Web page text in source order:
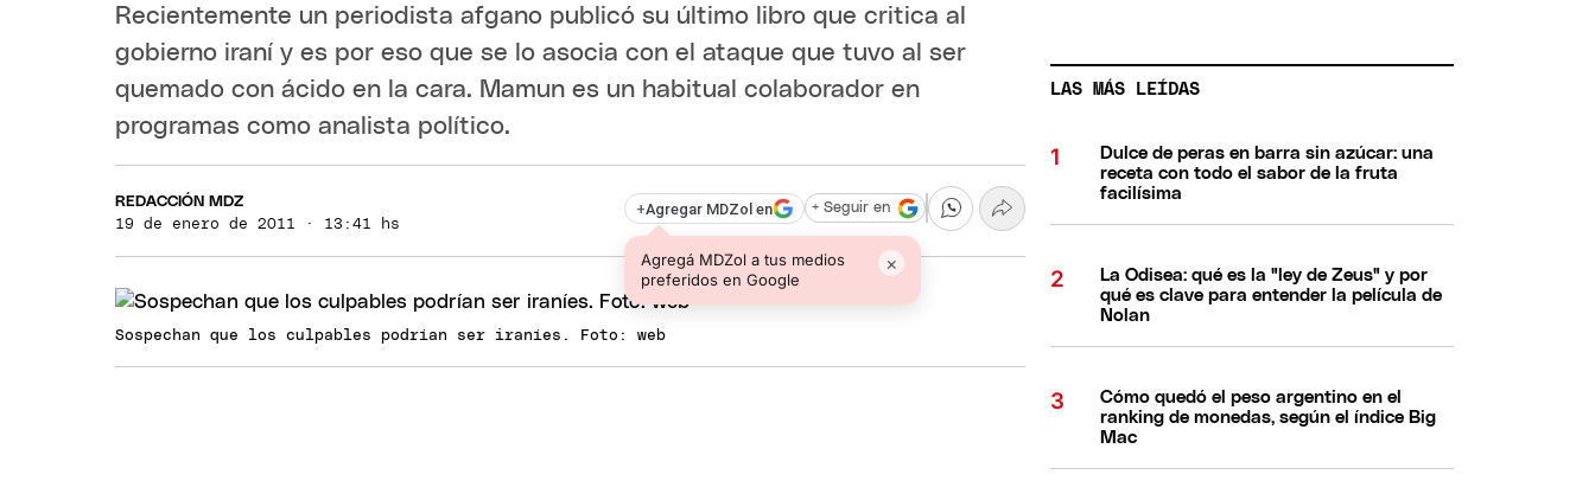
Recientemente un periodista afgano publicó su último libro que critica al
gobierno iraní y es por eso que se lo asocia con el ataque que tuvo al ser
quemado con ácido en la cara. Mamun es un habitual colaborador en
programas como analista político.
REDACCIÓN MDZ
19 de enero de 2011 · 13:41 hs
+Agregar MDZol en
Agregá MDZol a tus medios
preferidos en Google
×
+ Seguir en
Sospechan que los culpables podrían ser iraníes. Foto: web
LAS MÁS LEÍDAS
Dulce de peras en barra sin azúcar: una
receta con todo el sabor de la fruta
facilísima
La Odisea: qué es la "ley de Zeus" y por
qué es clave para entender la película de
Nolan
Cómo quedó el peso argentino en el
ranking de monedas, según el índice Big
Mac